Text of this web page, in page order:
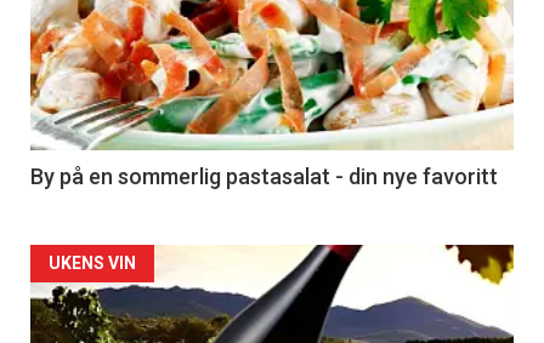
akkurat
nå
-
5
By på en sommerlig pastasalat - din nye favoritt
Forsiden
akkurat
UKENS VIN